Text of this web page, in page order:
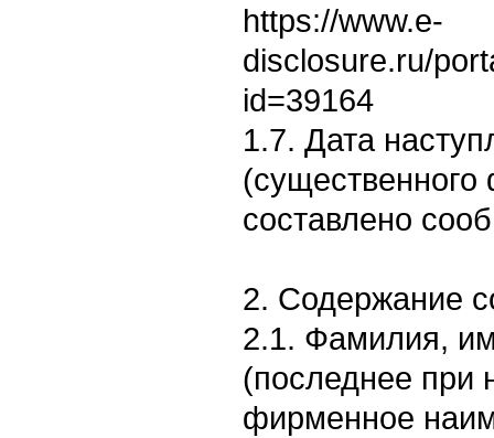
https://www.e-
disclosure.ru/
id=39164
1.7. Дата
(существенного
составлено
2. Содержание
2.1. Фамилия,
(последнее при
фирменное